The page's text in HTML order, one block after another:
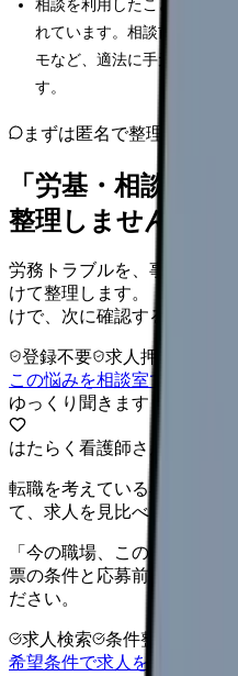
相談を利用したことを理由
れています。相談前に、就
モなど、適法に手元にある
す。
まずは匿名で整理
「労基・相談窓口
整理しませんか。
労務トラブルを、事実・記
けて整理します。 「労基・
けで、次に確認することまで
登録不要 求人押し売りなし
この悩みを相談室で整理する
ゆっくり聞きます
はたらく看護師さん 求人
転職を考えている看護師さ
て、求人を見比べられます。
「今の職場、このままでい
票の条件と応募前に確認し
ださい。
求人検索 条件整理
希望条件で求人を探す